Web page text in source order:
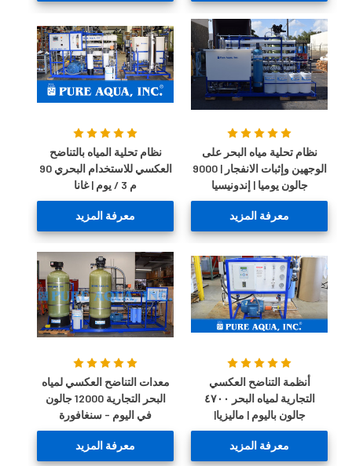
نظام تحلية مياه البحر على
الوجهين وإثبات الانفجار | 9000
جالون يوميا | إندونيسيا
معرفة المزيد
نظام تحلية المياه بالتناضح
العكسي للاستخدام البحري 90
م 3 / يوم | غانا
معرفة المزيد
أنظمة التناضح العكسي
التجارية لمياه البحر ٤٧٠٠
جالون باليوم | ماليزيا|
معرفة المزيد
معدات التناضح العكسي لمياه
البحر التجارية 12000 جالون
في اليوم - سنغافورة
معرفة المزيد